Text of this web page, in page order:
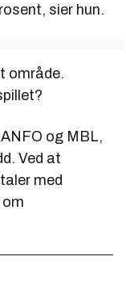
sier hun.
område.
og MBL,
Ved at
med